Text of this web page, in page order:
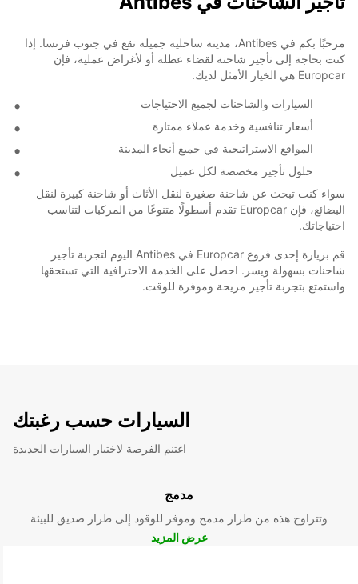
مرحبًا بكم في Antibes، مدينة ساحلية جميلة تقع في جنوب فرنسا. إذا
كنت بحاجة إلى تأجير شاحنة لقضاء عطلة أو لأغراض عملية، فإن
Europcar هي الخيار الأمثل لديك.
السيارات والشاحنات لجميع الاحتياجات
أسعار تنافسية وخدمة عملاء ممتازة
المواقع الاستراتيجية في جميع أنحاء المدينة
حلول تأجير مخصصة لكل عميل
سواء كنت تبحث عن شاحنة صغيرة لنقل الأثاث أو شاحنة كبيرة لنقل
البضائع، فإن Europcar تقدم أسطولًا متنوعًا من المركبات لتناسب
احتياجاتك.
قم بزيارة إحدى فروع Europcar في Antibes اليوم لتجربة تأجير
شاحنات بسهولة ويسر. احصل على الخدمة الاحترافية التي تستحقها
واستمتع بتجربة تأجير مريحة وموفرة للوقت.
السيارات حسب رغبتك
اغتنم الفرصة لاختبار السيارات الجديدة
مدمج
وتتراوح هذه من طراز مدمج وموفر للوقود إلى طراز صديق للبيئة
عرض المزيد